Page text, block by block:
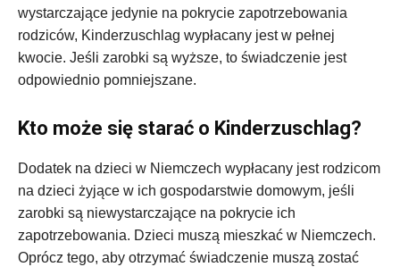
wystarczające jedynie na pokrycie zapotrzebowania
rodziców, Kinderzuschlag wypłacany jest w pełnej
kwocie. Jeśli zarobki są wyższe, to świadczenie jest
odpowiednio pomniejszane.
Kto może się starać o Kinderzuschlag?
Dodatek na dzieci w Niemczech wypłacany jest rodzicom
na dzieci żyjące w ich gospodarstwie domowym, jeśli
zarobki są niewystarczające na pokrycie ich
zapotrzebowania. Dzieci muszą mieszkać w Niemczech.
Oprócz tego, aby otrzymać świadczenie muszą zostać